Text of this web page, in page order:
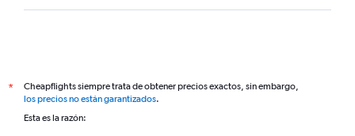
*
Cheapflights siempre trata de obtener precios exactos, sin embargo,
los precios no están garantizados.
Esta es la razón: